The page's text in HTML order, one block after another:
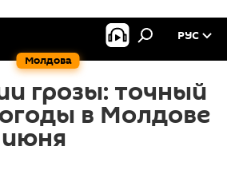
Молдова
РУС
грозы: точный
в Молдове
июня